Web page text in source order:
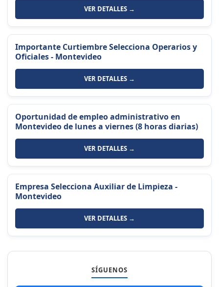
VER DETALLES →
Importante Curtiembre Selecciona Operarios y
Oficiales - Montevideo
VER DETALLES →
Oportunidad de empleo administrativo en
Montevideo de lunes a viernes (8 horas diarias)
VER DETALLES →
Empresa Selecciona Auxiliar de Limpieza -
Montevideo
VER DETALLES →
SÍGUENOS